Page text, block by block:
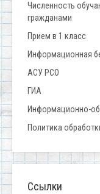
Численность
гражданами
Прием в 1 класс
Информационная
АСУ РСО
ГИА
Информационно-
Политика
Ссылки